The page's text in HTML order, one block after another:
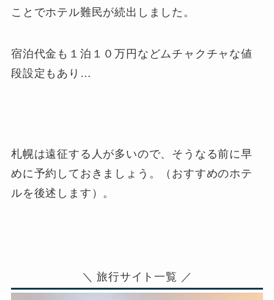
ことでホテル難民が続出しました。
宿泊代金も１泊１０万円などムチャクチャな値
段設定もあり…
札幌は遠征する人が多いので、そうなる前に早
めに予約しておきましょう。（おすすめのホテ
ルを後述します）。
＼ 旅行サイト一覧 ／